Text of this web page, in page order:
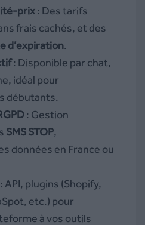
prix: Des tarifs
frais cachés, et des
d’expiration.
: Disponible par chat,
idéal pour
débutants.
: Gestion
SMS STOP,
données en France ou
: API, plugins (Shopify,
etc.) pour
à vos outils